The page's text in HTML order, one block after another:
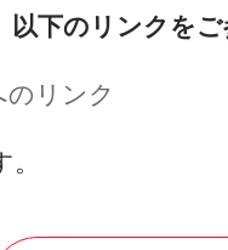
下のリンクをご
のリンク